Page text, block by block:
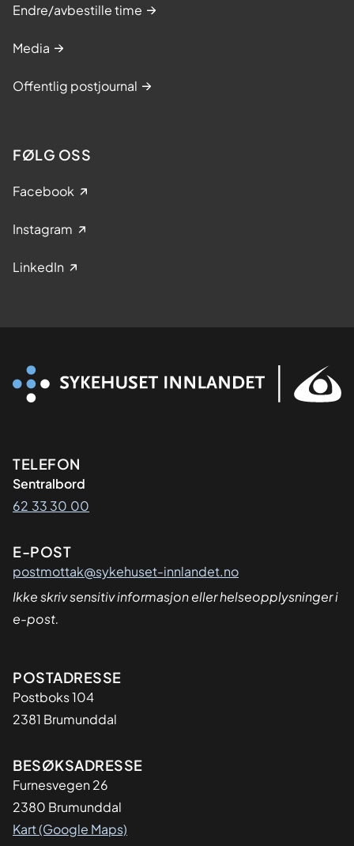
Endre/avbestille time
Media
Offentlig postjournal
FØLG OSS
Facebook
Instagram
LinkedIn
Kontaktinformasjon
TELEFON
Sentralbord
62 33 30 00
E-POST
postmottak@sykehuset-innlandet.no
Ikke skriv sensitiv informasjon eller helseopplysninger i
e-post.
Adresse
POSTADRESSE
Postboks 104
2381 Brumunddal
BESØKSADRESSE
Furnesvegen 26
2380 Brumunddal
Kart (Google Maps)